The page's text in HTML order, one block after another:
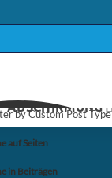
by Custom Post Type
auf Seiten
in Beiträgen
ABSCHIRMUNG